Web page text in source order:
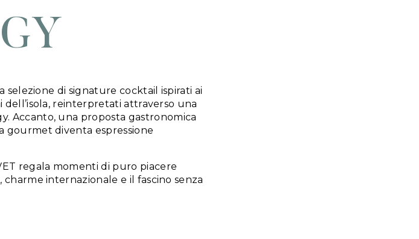
d’autore, atmosfera elegante e una vista che abbraccia la
momento in un’esperienza memorabile, dove gusto e
incontrano in perfetto equilibrio.